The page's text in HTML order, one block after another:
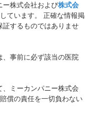
ー株式会社および株式会
ています。 正確な情報掲
するものではありませ
事前に必ず該当の医院
ミーカンパニー株式会
償の責任を一切負わない